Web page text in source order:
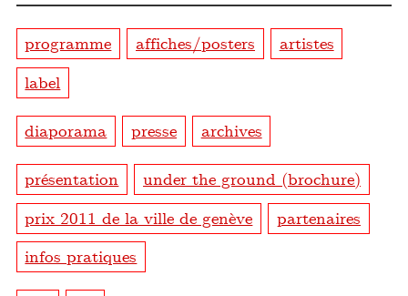
programme affiches/posters
artistes
label
diaporama presse archives
présentation
under the ground (brochure)
prix 2011 de la ville de genève
partenaires
infos pratiques